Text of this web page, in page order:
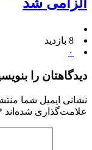
الزامی شد
8 بازدید
۰
دیدگاهتان را
نشانی ایمیل شما
علامت‌گذاری شده‌اند